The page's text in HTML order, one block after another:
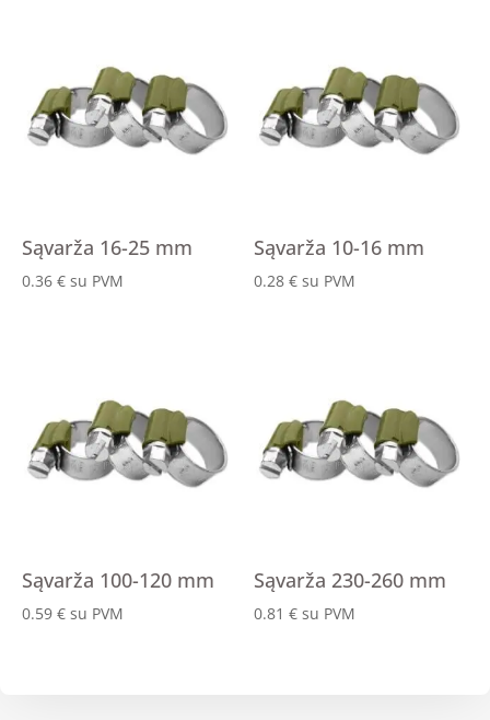
Sąvarža 16-25 mm
0.36 € su PVM
Sąvarža 10-16 mm
0.28€ su PVM
Sąvarža 100-120 mm
0.59 € su PVM
Sąvarža 230-260 mm
0.81€ su PVM